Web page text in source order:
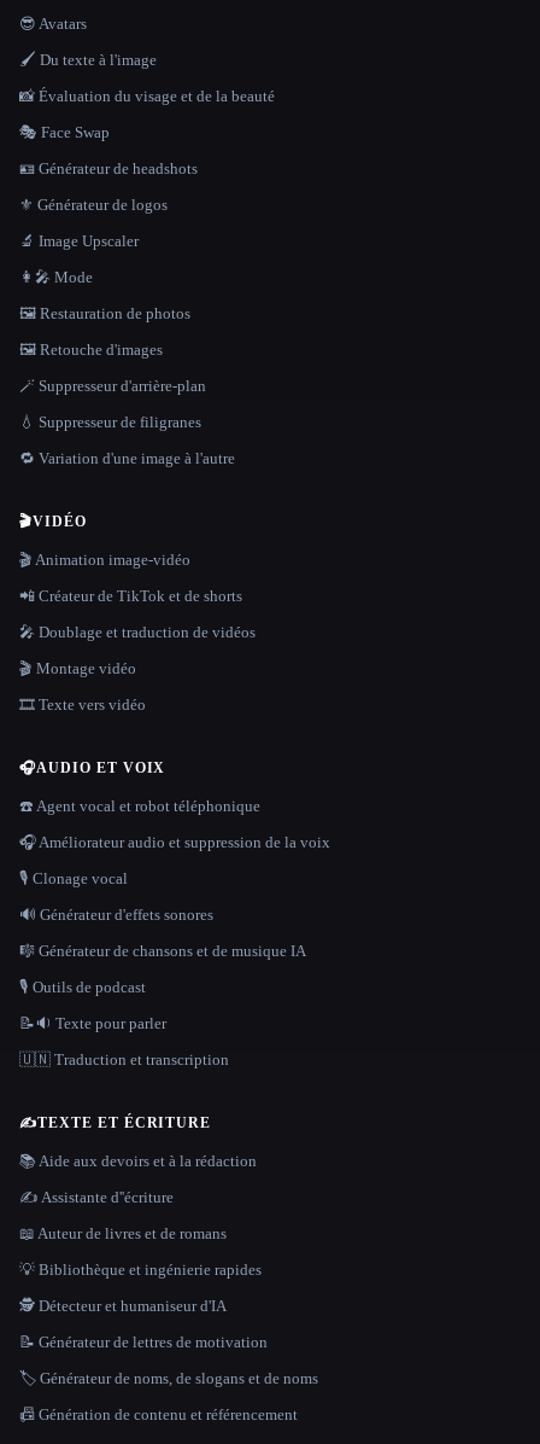
😎 Avatars
🖌️ Du texte à l'image
📸 Évaluation du visage et de la beauté
🎭 Face Swap
🪪 Générateur de headshots
⚜️ Générateur de logos
🔬 Image Upscaler
👩‍🎤 Mode
🖼️ Restauration de photos
🖼️ Retouche d'images
🪄 Suppresseur d'arrière-plan
💧 Suppresseur de filigranes
🔁 Variation d'une image à l'autre
🎬VIDÉO
🎬 Animation image-vidéo
📲 Créateur de TikTok et de shorts
🎤 Doublage et traduction de vidéos
🎬 Montage vidéo
🎞️ Texte vers vidéo
🎧AUDIO ET VOIX
☎️ Agent vocal et robot téléphonique
🎧 Améliorateur audio et suppression de la voix
🎙️ Clonage vocal
🔊 Générateur d'effets sonores
🎼 Générateur de chansons et de musique IA
🎙️ Outils de podcast
📝🔉 Texte pour parler
🇺🇳 Traduction et transcription
✍️TEXTE ET ÉCRITURE
📚 Aide aux devoirs et à la rédaction
✍️ Assistante d''écriture
📖 Auteur de livres et de romans
💡 Bibliothèque et ingénierie rapides
🕵️ Détecteur et humaniseur d'IA
📝 Générateur de lettres de motivation
🏷️ Générateur de noms, de slogans et de noms
📠 Génération de contenu et référencement